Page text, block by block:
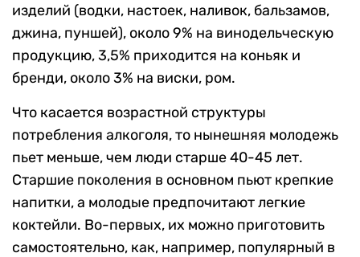
изделий (водки, настоек, наливок, бальзамов,
джина, пуншей), около 9% на винодельческую
продукцию, 3,5% приходится на коньяк и
бренди, около 3% на виски, ром.
Что касается возрастной структуры
потребления алкоголя, то нынешняя молодежь
пьет меньше, чем люди старше 40-45 лет.
Старшие поколения в основном пьют крепкие
напитки, а молодые предпочитают легкие
коктейли. Во-первых, их можно приготовить
самостоятельно, как, например, популярный в